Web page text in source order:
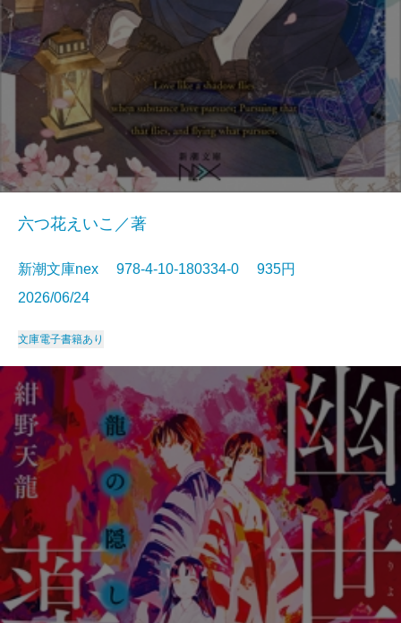
六つ花えいこ／著
新潮文庫nex 978-4-10-180334-0 935円
2026/06/24
文庫電子書籍あり